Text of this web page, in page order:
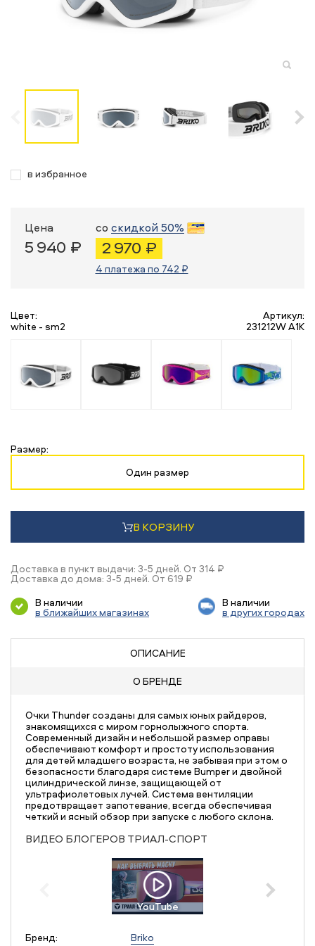
в избранное
Цена
5 940 ₽
со скидкой 50%
2 970 ₽
4 платежа по 742 ₽
Цвет:
white - sm2
Артикул:
231212W A1K
Размер:
Один размер
В КОРЗИНУ
Доставка в пункт выдачи: 3-5 дней. От 314 ₽
Доставка до дома: 3-5 дней. От 619 ₽
В наличии
в ближайших магазинах
В наличии
в других городах
ОПИСАНИЕ
О БРЕНДЕ
Очки Thunder созданы для самых юных райдеров,
знакомящихся с миром горнолыжного спорта.
Современный дизайн и небольшой размер оправы
обеспечивают комфорт и простоту использования
для детей младшего возраста, не забывая при этом о
безопасности благодаря системе Bumper и двойной
цилиндрической линзе, защищающей от
ультрафиолетовых лучей. Система вентиляции
предотвращает запотевание, всегда обеспечивая
четкий и ясный обзор при запуске с любого склона.
ВИДЕО БЛОГЕРОВ ТРИАЛ-СПОРТ
YouTube
Бренд: Briko